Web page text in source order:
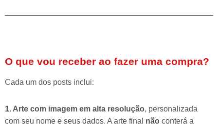
O que vou receber ao fazer uma compra?
Cada um dos posts inclui:
1. Arte com imagem em alta resolução, personalizada
com seu nome e seus dados. A arte final não conterá a